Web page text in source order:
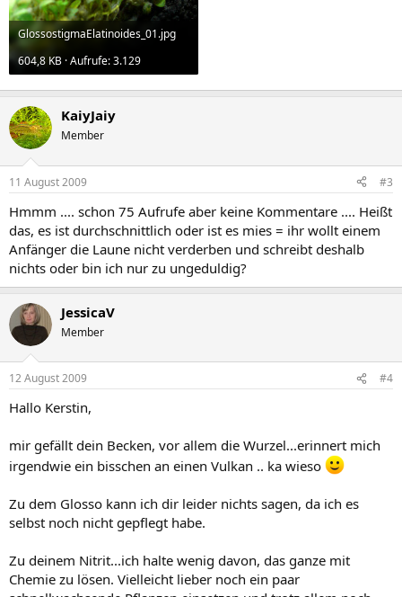
GlossostigmaElatinoides_01.jpg
604,8 KB · Aufrufe: 3.129
KaiyJaiy
Member
11 August 2009 #3
Hmmm .... schon 75 Aufrufe aber keine Kommentare .... Heißt
das, es ist durchschnittlich oder ist es mies = ihr wollt einem
Anfänger die Laune nicht verderben und schreibt deshalb
nichts oder bin ich nur zu ungeduldig?
JessicaV
Member
12 August 2009 #4
Hallo Kerstin,
mir gefällt dein Becken, vor allem die Wurzel...erinnert mich
irgendwie ein bisschen an einen Vulkan .. ka wieso
Zu dem Glosso kann ich dir leider nichts sagen, da ich es
selbst noch nicht gepflegt habe.
Zu deinem Nitrit...ich halte wenig davon, das ganze mit
Chemie zu lösen. Vielleicht lieber noch ein paar